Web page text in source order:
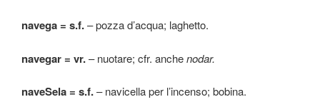
navega = s.f.– pozza d’acqua; laghetto.
navegar = vr.– nuotare; cfr. anchenodar.
naveSela = s.f.– navicella per l’incenso; bobina.